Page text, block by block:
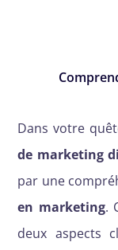
Dans votre
de marketing
par une
en marketing.
deux aspects